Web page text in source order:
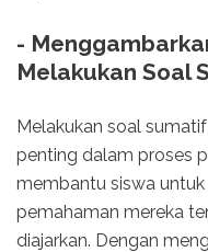
-
Melakukan Soal
Melakukan soal
penting dalam proses
membantu siswa
pemahaman mereka
diajarkan. Dengan